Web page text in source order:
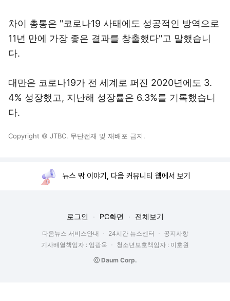
차이 총통은 "코로나19 사태에도 성공적인 방역으로
11년 만에 가장 좋은 결과를 창출했다"고 말했습니
다.
대만은 코로나19가 전 세계로 퍼진 2020년에도 3.
4% 성장했고, 지난해 성장률은 6.3%를 기록했습니
다.
Copyright © JTBC. 무단전재 및 재배포 금지.
뉴스 밖 이야기, 다음 커뮤니티 웹에서 보기
로그인 PC화면 전체보기
다음뉴스 서비스안내 24시간 뉴스센터
공지사항
기사배열책임자 : 임광욱
청소년보호책임자 : 이호원
ⓒ Daum Corp.